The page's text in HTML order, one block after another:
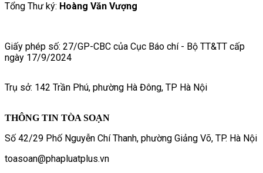
Tổng Thư ký: Hoàng Văn Vượng
Giấy phép số: 27/GP-CBC của Cục Báo chí - Bộ TT&TT cấp
ngày 17/9/2024
Trụ sở: 142 Trần Phú, phường Hà Đông, TP Hà Nội
THÔNG TIN TÒA SOẠN
Số 42/29 Phố Nguyễn Chí Thanh, phường Giảng Võ, TP. Hà Nội
toasoan@phapluatplus.vn